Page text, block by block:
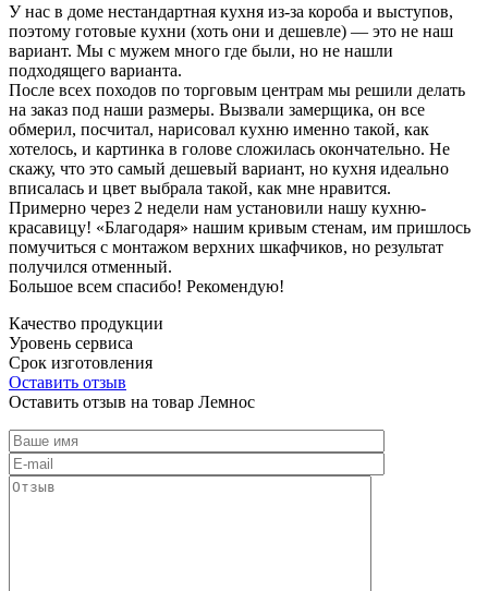
У нас в доме нестандартная кухня из-за короба и выступов,
поэтому готовые кухни (хоть они и дешевле) — это не наш
вариант. Мы с мужем много где были, но не нашли
подходящего варианта.
После всех походов по торговым центрам мы решили делать
на заказ под наши размеры. Вызвали замерщика, он все
обмерил, посчитал, нарисовал кухню именно такой, как
хотелось, и картинка в голове сложилась окончательно. Не
скажу, что это самый дешевый вариант, но кухня идеально
вписалась и цвет выбрала такой, как мне нравится.
Примерно через 2 недели нам установили нашу кухню-
красавицу! «Благодаря» нашим кривым стенам, им пришлось
помучиться с монтажом верхних шкафчиков, но результат
получился отменный.
Большое всем спасибо! Рекомендую!
Качество продукции
Уровень сервиса
Срок изготовления
Оставить отзыв
Оставить отзыв на товар Лемнос